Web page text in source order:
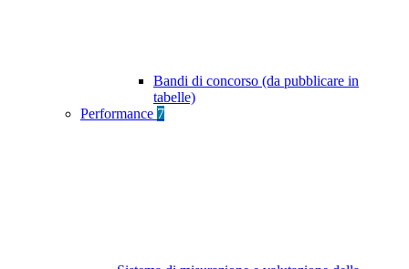
Bandi di concorso (da pubblicare in
tabelle)
Performance 7